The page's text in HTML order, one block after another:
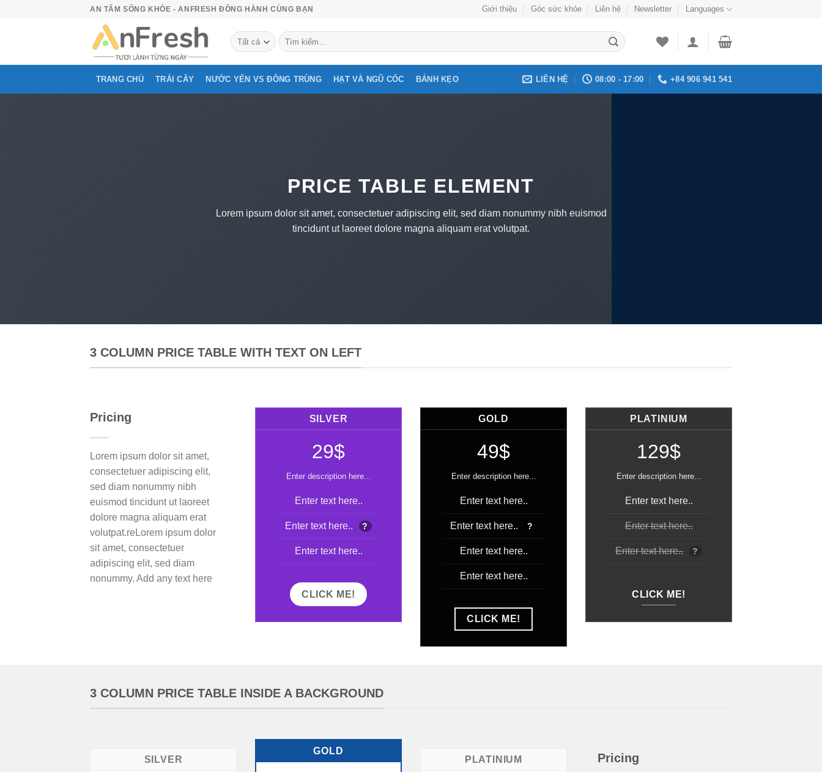
AN TÂM SỐNG KHỎE - ANFRESH ĐỒNG HÀNH CÙNG BẠN Giới thiệu Góc sức khỏe Liên hệ Newsletter Languages
Tìm
kiếm:
TRANG CHỦ TRÁI CÂY NƯỚC YẾN VS ĐÔNG TRÙNG HẠT VÀ NGŨ CỐC BÁNH KẸO LIÊN HỆ 08:00 - 17:00 +84 906 941 541
PRICE TABLE ELEMENT
Lorem ipsum dolor sit amet, consectetuer adipiscing elit, sed diam nonummy nibh euismod
tincidunt ut laoreet dolore magna aliquam erat volutpat.
3 COLUMN PRICE TABLE WITH TEXT ON LEFT
Pricing
Lorem ipsum dolor sit amet,
consectetuer adipiscing elit,
sed diam nonummy nibh
euismod tincidunt ut laoreet
dolore magna aliquam erat
volutpat.reLorem ipsum dolor
sit amet, consectetuer
adipiscing elit, sed diam
nonummy. Add any text here
SILVER
29$
Enter description here...
Enter text here..
Enter text here.. ?
Enter text here..
CLICK ME!
GOLD
49$
Enter description here...
Enter text here..
Enter text here.. ?
Enter text here..
Enter text here..
CLICK ME!
PLATINIUM
129$
Enter description here...
Enter text here..
Enter text here..
Enter text here.. ?
CLICK ME!
3 COLUMN PRICE TABLE INSIDE A BACKGROUND
SILVER
GOLD
PLATINIUM Pricing